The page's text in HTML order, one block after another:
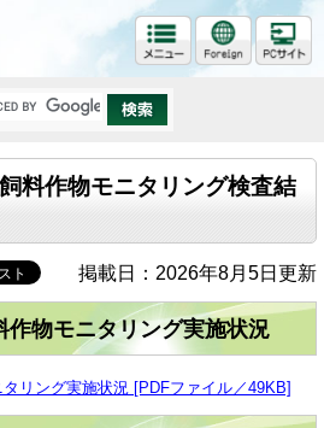
料作物モニタリング検査結
掲載日：2026年8月5日更新
作物モニタリング実施状況
リング実施状況 [PDFファイル／49KB]